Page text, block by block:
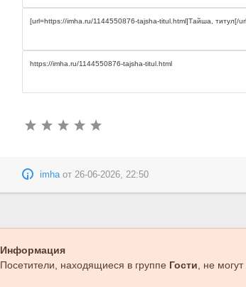
imhaот26-06-2026, 22:50
Информация
Посетители, находящиеся в группе Гости, не